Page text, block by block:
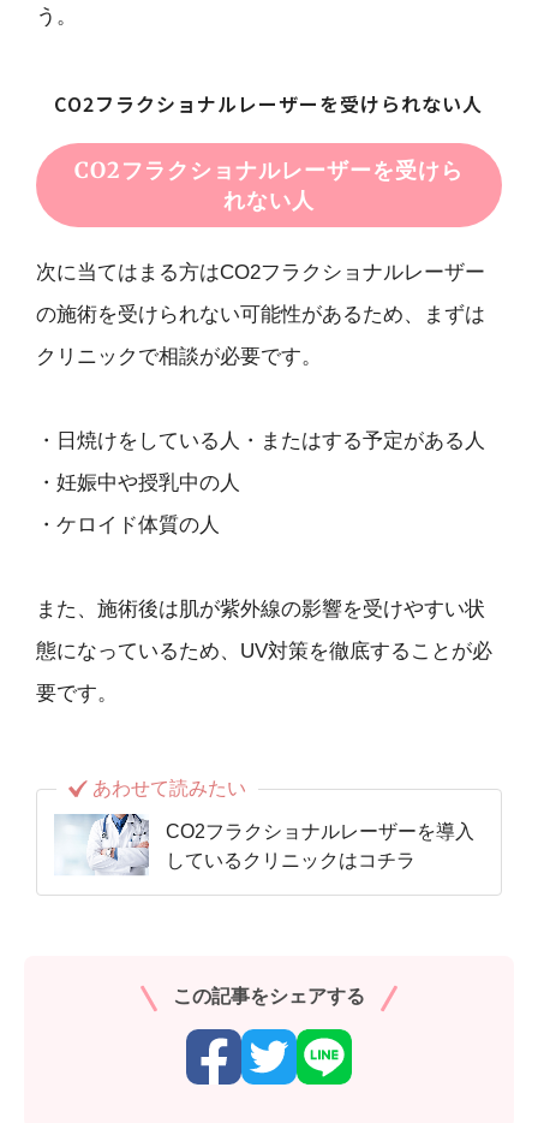
う。
CO2フラクショナルレーザーを受けられない人
CO2フラクショナルレーザーを受けら
れない人
次に当てはまる方はCO2フラクショナルレーザー
の施術を受けられない可能性があるため、まずは
クリニックで相談が必要です。
・日焼けをしている人・またはする予定がある人
・妊娠中や授乳中の人
・ケロイド体質の人
また、施術後は肌が紫外線の影響を受けやすい状
態になっているため、UV対策を徹底することが必
要です。
あわせて読みたい
CO2フラクショナルレーザーを導入
しているクリニックはコチラ
この記事をシェアする